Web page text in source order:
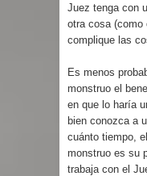
Juez tenga con
otra cosa (como
complique las
Es menos
monstruo el
en que lo haría
bien conozca a
cuánto tiempo,
monstruo es su
trabaja con el